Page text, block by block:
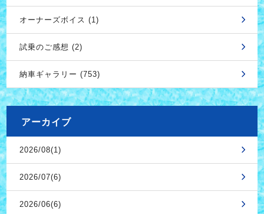
オーナーズボイス (1)
試乗のご感想 (2)
納車ギャラリー (753)
アーカイブ
2026/08(1)
2026/07(6)
2026/06(6)